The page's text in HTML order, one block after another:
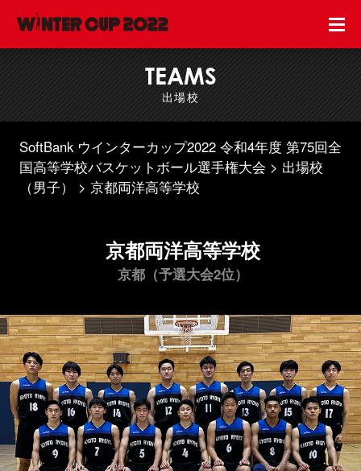
TEAMS
出場校
SoftBank ウインターカップ2022 令和4年度 第75回全
国高等学校バスケットボール選手権大会
出場校
（男子）
京都両洋高等学校
京都両洋高等学校
京都（予選大会2位）